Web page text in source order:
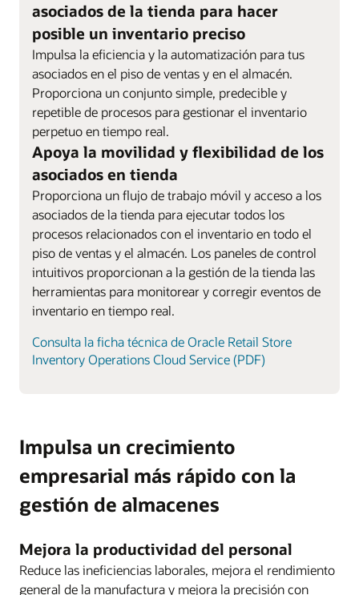
asociados de la tienda para hacer
posible un inventario preciso
Impulsa la eficiencia y la automatización para tus
asociados en el piso de ventas y en el almacén.
Proporciona un conjunto simple, predecible y
repetible de procesos para gestionar el inventario
perpetuo en tiempo real.
Apoya la movilidad y flexibilidad de los
asociados en tienda
Proporciona un flujo de trabajo móvil y acceso a los
asociados de la tienda para ejecutar todos los
procesos relacionados con el inventario en todo el
piso de ventas y el almacén. Los paneles de control
intuitivos proporcionan a la gestión de la tienda las
herramientas para monitorear y corregir eventos de
inventario en tiempo real.
Consulta la ficha técnica de Oracle Retail Store
Inventory Operations Cloud Service (PDF)
Impulsa un crecimiento
empresarial más rápido con la
gestión de almacenes
Mejora la productividad del personal
Reduce las ineficiencias laborales, mejora el rendimiento
general de la manufactura y mejora la precisión con